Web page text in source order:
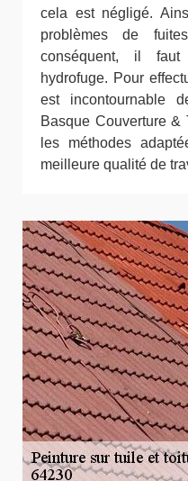
cela est négligé.
problèmes de
conséquent, il
hydrofuge. Pour
est incontournable
Basque Couverture
les méthodes
meilleure qualité de